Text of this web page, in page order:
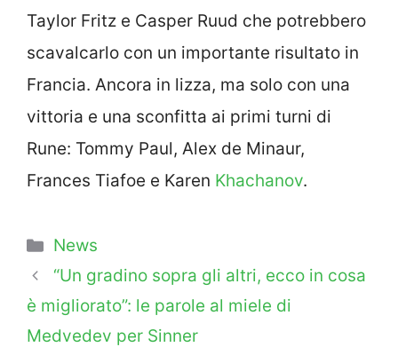
Taylor Fritz e Casper Ruud che potrebbero
scavalcarlo con un importante risultato in
Francia. Ancora in lizza, ma solo con una
vittoria e una sconfitta ai primi turni di
Rune: Tommy Paul, Alex de Minaur,
Frances Tiafoe e Karen Khachanov.
Categorie
News
“Un gradino sopra gli altri, ecco in cosa
è migliorato”: le parole al miele di
Medvedev per Sinner